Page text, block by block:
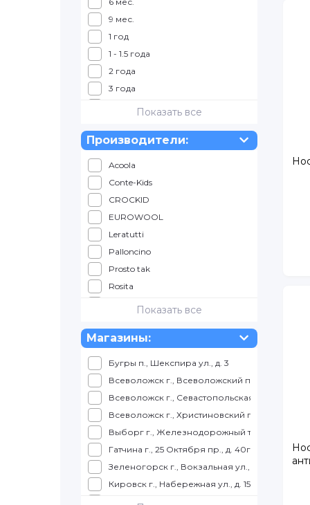
9 мес.
1 год
1 - 1.5 года
2 года
3 года
6 лет
Показать все
Производители:
Acoola
Conte-Kids
CROCKID
EUROWOOL
Leratutti
Palloncino
Prosto tak
Rosita
Носкофф
Показать все
Магазины:
Бугры п., Шекспира ул., д. 3
Всеволожск г., Всеволожский пр., д. 57
Всеволожск г., Севастопольская ул., д. 2, корп.
Всеволожск г., Христиновский пр., д. 26
Выборг г., Железнодорожный т., д. 4, ТРК
Гатчина г., 25 Октября пр., д. 40г, корп. 1
Зеленогорск г., Вокзальная ул., д. 7, ТЦ
Кировск г., Набережная ул., д. 15, ТРК
Колпино г., Балканская дорога, д. 10, ТЦ